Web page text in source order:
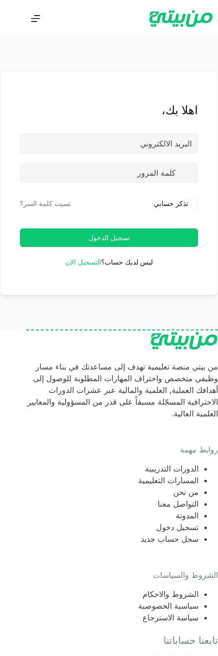
اهلا بك،
تذكر حسابي نسيت كلمة السر؟
تسجيل الدخول
ليس لديك حساب؟التسجيل الان
من بيتي منصة تعليمية تهدف إلى مساعدتك في بناء مسار
وظيفي متخصص واحتراف المهارات المطلوبة للوصول إلى
أهدافك العملية, العلمية والمالية عبر عشرات الدورات
الاحترافية المسجّلة مسبقاً على قدر من المسؤولية والمعايير
العلمية العالية.
روابط مهمة
الدورات التدريبية
المسارات التعليمية
من نحن
التواصل معنا
المدونة
تسجيل دخول
سجل حساب جديد
الشروط والسياسات
الشروط والاحكام
سياسية الخصوصية
سياسة الاسترجاع
تابعنا حساباتنا